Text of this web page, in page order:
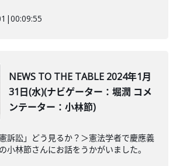
|00:09:55
NEWS TO THE TABLE 2024年1月
31日(水)(ナビゲーター：堀潤 コメ
ンテーター：小林節)
訴訟」どう見るか？＞憲法学者で慶應義
小林節さんにお話をうかがいました。